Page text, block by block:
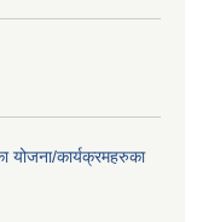
कार्यक्रमहरुका